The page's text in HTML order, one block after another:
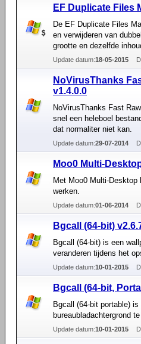
EF Duplicate Files
De EF Duplicate Files
en verwijderen van
grootte en dezelfde
Update datum:18-05-2015
NoVirusThanks
v1.4.0.0
NoVirusThanks Fast
snel een heleboel
dat normaliter niet kan.
Update datum:29-07-2014
Moo0 Multi-
Met Moo0 Multi-Desktop
werken.
Update datum:01-06-2014
Bgcall (64-bit)
Bgcall (64-bit) is een
veranderen tijdens het
Update datum:10-01-2015
Bgcall (64-bit,
Bgcall (64-bit portable)
bureaubladachtergrond
Update datum:10-01-2015